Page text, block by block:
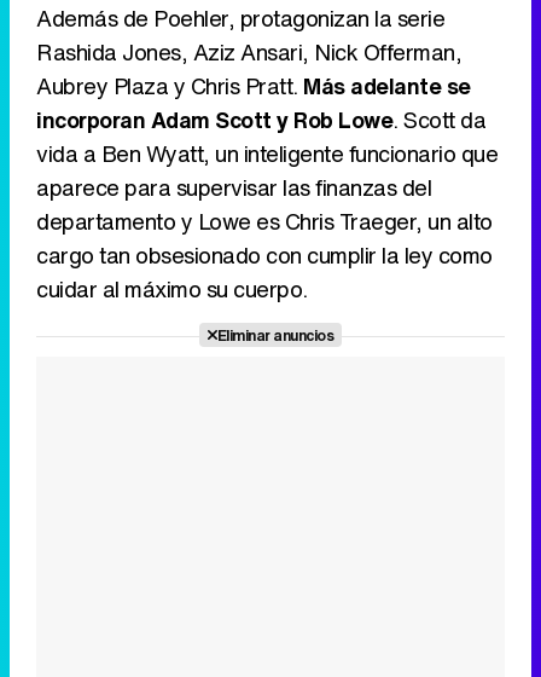
Además de Poehler, protagonizan la serie
Rashida Jones, Aziz Ansari, Nick Offerman,
Aubrey Plaza y Chris Pratt. Más adelante se
incorporan Adam Scott y Rob Lowe. Scott da
vida a Ben Wyatt, un inteligente funcionario que
aparece para supervisar las finanzas del
departamento y Lowe es Chris Traeger, un alto
cargo tan obsesionado con cumplir la ley como
cuidar al máximo su cuerpo.
Eliminar anuncios